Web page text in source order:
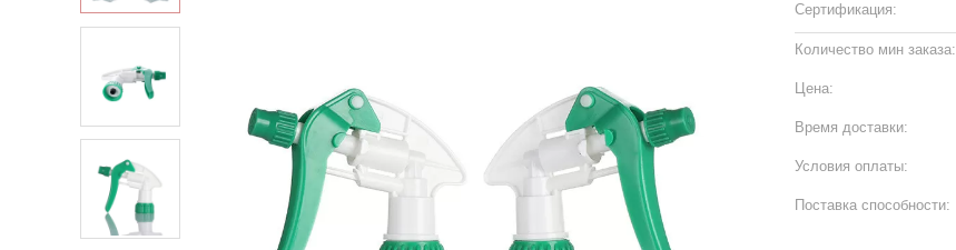
Сертификация:
Количество мин заказа:
Цена:
Время доставки:
Условия оплаты:
Поставка способности: